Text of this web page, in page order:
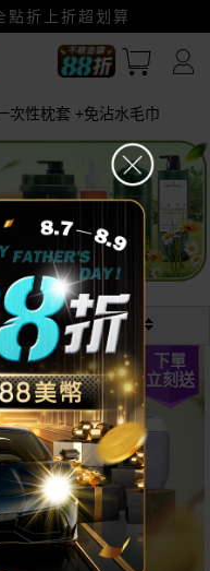
換GO~
點折上折超划算
價格
次性枕套 +免沾水毛巾
下單
立刻送